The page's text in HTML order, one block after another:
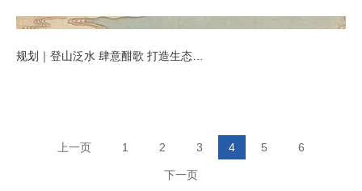
规划｜登山泛水 肆意酣歌 打造生态旅游度假区
上一页 1 2 3 4 5 6
下一页